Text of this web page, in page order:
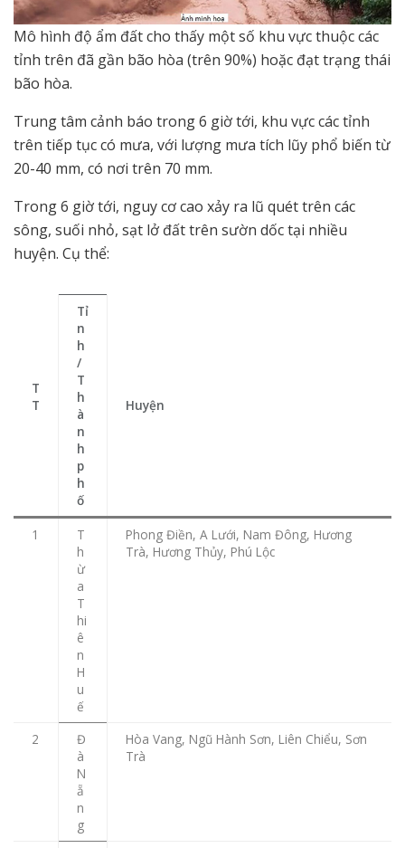
Mô hình độ ẩm đất cho thấy một số khu vực thuộc các
tỉnh trên đã gần bão hòa (trên 90%) hoặc đạt trạng thái
bão hòa.
Trung tâm cảnh báo trong 6 giờ tới, khu vực các tỉnh
trên tiếp tục có mưa, với lượng mưa tích lũy phổ biến từ
20-40 mm, có nơi trên 70 mm.
Trong 6 giờ tới, nguy cơ cao xảy ra lũ quét trên các
sông, suối nhỏ, sạt lở đất trên sườn dốc tại nhiều
huyện. Cụ thể:
T
T
Tỉ
n
h
/
T
h
à
n
h
p
h
ố
Huyện
1
T
h
ừ
a
T
hi
ê
n
H
u
ế
Phong Điền, A Lưới, Nam Đông, Hương
Trà, Hương Thủy, Phú Lộc
2
Đ
à
N
ẵ
n
g
Hòa Vang, Ngũ Hành Sơn, Liên Chiểu, Sơn
Trà